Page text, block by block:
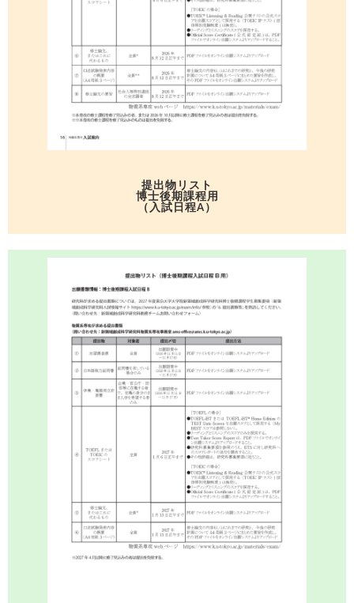
提出物リスト
博士後期課程用
（入試日程A）